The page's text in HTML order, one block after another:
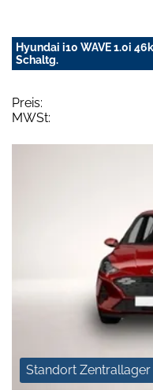
Hyundai i10 WAVE 1.0i
Schaltg.
Preis:
MWSt:
Standort Zentrallager